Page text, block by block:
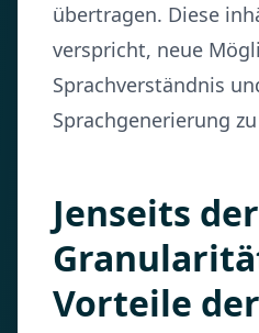
übertragen. Diese
verspricht, neue
Sprachverständnis
Sprachgenerierung
Jenseits
Vorteile der